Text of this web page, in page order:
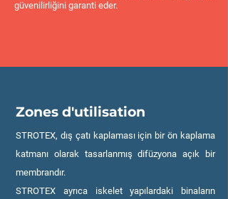
güvenilirliğini garanti eder.
Zones d'utilisation
STROTEX, dış çatı kaplaması için bir ön kaplama
katmanı olarak tasarlanmış difüzyona açık bir
membrandır.
STROTEX ayrıca iskelet yapılardaki binaların